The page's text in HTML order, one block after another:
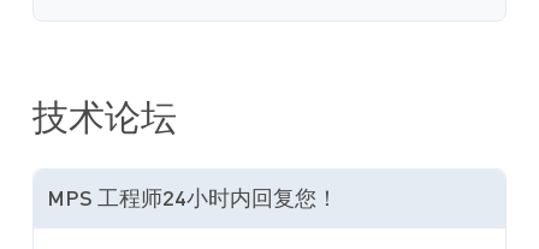
技术论坛
MPS 工程师24小时内回复您！